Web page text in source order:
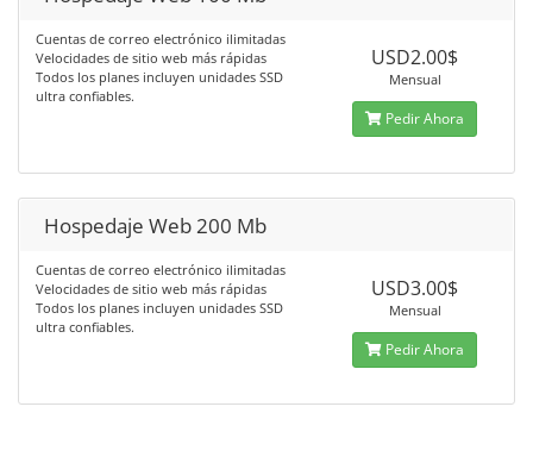
Cuentas de correo electrónico ilimitadas
Velocidades de sitio web más rápidas
Todos los planes incluyen unidades SSD
ultra confiables.
USD2.00$
Mensual
Pedir Ahora
Hospedaje Web 200 Mb
Cuentas de correo electrónico ilimitadas
Velocidades de sitio web más rápidas
Todos los planes incluyen unidades SSD
ultra confiables.
USD3.00$
Mensual
Pedir Ahora